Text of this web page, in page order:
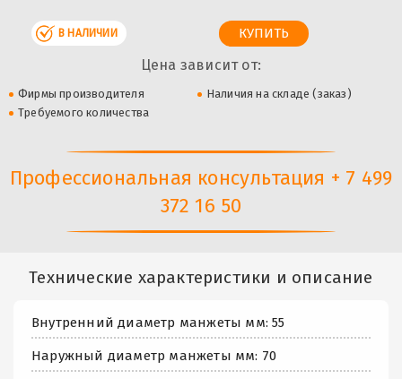
В НАЛИЧИИ
Цена зависит от:
Фирмы производителя
Наличия на складе (заказ)
Требуемого количества
Профессиональная консультация + 7 499
372 16 50
Технические характеристики и описание
Внутренний диаметр манжеты мм: 55
Наружный диаметр манжеты мм: 70